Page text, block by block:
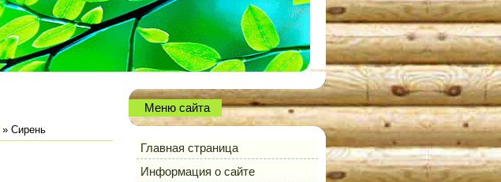
» Сирень
Меню сайта
Главная страница
Информация о сайте